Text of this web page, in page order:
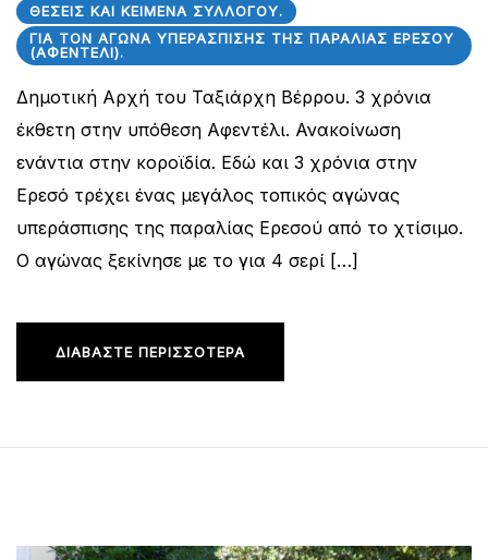
ΘΈΣΕΙΣ ΚΑΙ ΚΕΊΜΕΝΑ ΣΥΛΛΌΓΟΥ.
ΓΙΑ ΤΟΝ ΑΓΏΝΑ ΥΠΕΡΆΣΠΙΣΗΣ ΤΗΣ ΠΑΡΑΛΊΑΣ ΕΡΕΣΟΎ
(ΑΦΕΝΤΈΛΙ).
Δημοτική Αρχή του Ταξιάρχη Βέρρου. 3 χρόνια
έκθετη στην υπόθεση Αφεντέλι. Ανακοίνωση
ενάντια στην κοροϊδία. Εδώ και 3 χρόνια στην
Ερεσό τρέχει ένας μεγάλος τοπικός αγώνας
υπεράσπισης της παραλίας Ερεσού από το χτίσιμο.
Ο αγώνας ξεκίνησε με το για 4 σερί […]
ΔΙΑΒΆΣΤΕ ΠΕΡΙΣΣΌΤΕΡΑ